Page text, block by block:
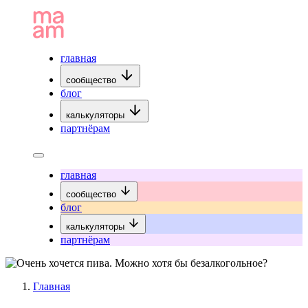
главная
сообщество
блог
калькуляторы
партнёрам
главная
сообщество
блог
калькуляторы
партнёрам
Главная